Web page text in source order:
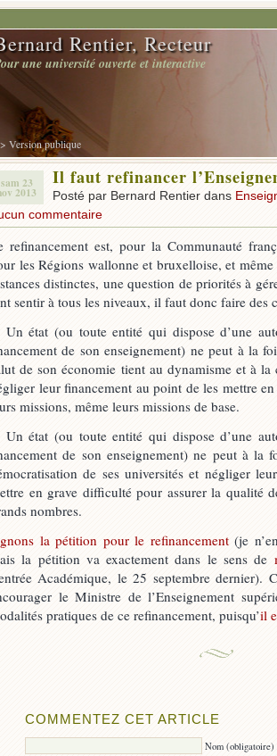
Rentier, Recteur
une université ouverte et interactive
Version publique
sam 23
2013
Il faut refinancer
Posté par Bernard Rentier dans
commentaire
refinancement est, pour la Communauté
les Régions wallonne et bruxelloise, et
distinctes, une question de priorités à
sentir à tous les niveaux, il faut donc faire des
Un état (ou toute entité qui dispose d’une
de son enseignement) ne peut à la
de son économie tient au dynamisme et à la
leur financement au point de les mettre
missions, même leurs missions de base.
Un état (ou toute entité qui dispose d’une
de son enseignement) ne peut à la
de ses universités et négliger
en grave difficulté pour assurer la qualité
nombres.
la pétition pour le refinancement(je
la pétition va exactement dans le sens de
Académique, le 25 septembre dernier).
le Ministre de l’Enseignement
pratiques de ce refinancement, puisqu’il
COMMENTEZ CET ARTICLE
Nom (obligatoire)